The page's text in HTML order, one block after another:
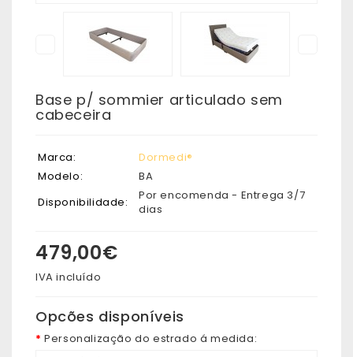
Base p/ sommier articulado sem
cabeceira
Marca:
Dormedi®
Modelo:
BA
Disponibilidade:
Por encomenda - Entrega 3/7
dias
479,00€
IVA incluído
Opcões disponíveis
Personalização do estrado á medida: